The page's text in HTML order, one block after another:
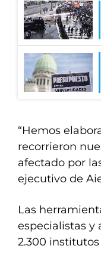
“Hemos
recorrieron
afectado por
ejecutivo de
Las
especialistas y
2.300